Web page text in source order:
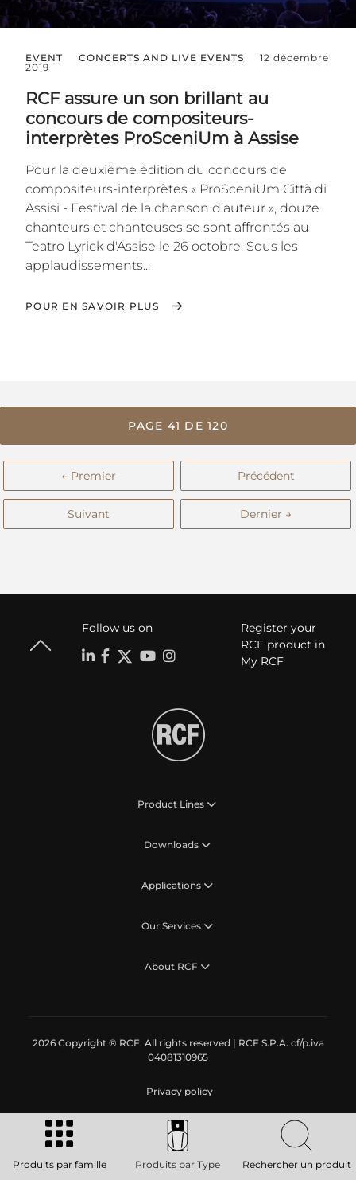
EVENT CONCERTS AND LIVE EVENTS
12 décembre
2019
RCF assure un son brillant au
concours de compositeurs-
interprètes ProSceniUm à Assise
Pour la deuxième édition du concours de
compositeurs-interprètes « ProSceniUm Città di
Assisi - Festival de la chanson d’auteur », douze
chanteurs et chanteuses se sont affrontés au
Teatro Lyrick d'Assise le 26 octobre. Sous les
applaudissements...
POUR EN SAVOIR PLUS
PAGE 41 DE 120
← Premier Précédent
Suivant Dernier →
Follow us on
Register your
RCF product in
My RCF
Product Lines
Downloads
Applications
Our Services
About RCF
2026 Copyright ® RCF. All rights reserved | RCF S.P.A. cf/p.iva
04081310965
Privacy policy
Produits par famille Produits par Type Rechercher un produit